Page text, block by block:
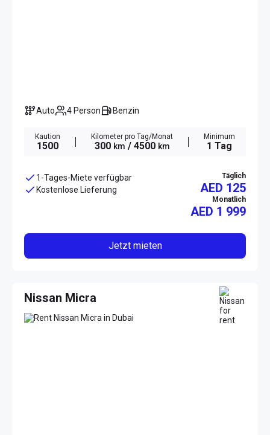
Auto 4 Person Benzin
Kaution
1500
Kilometer pro Tag/Monat
300 km / 4500 km
Minimum
1 Tag
1-Tages-Miete verfügbar
Kostenlose Lieferung
Täglich
AED 125
Monatlich
AED 1 999
Jetzt mieten
Nissan Micra